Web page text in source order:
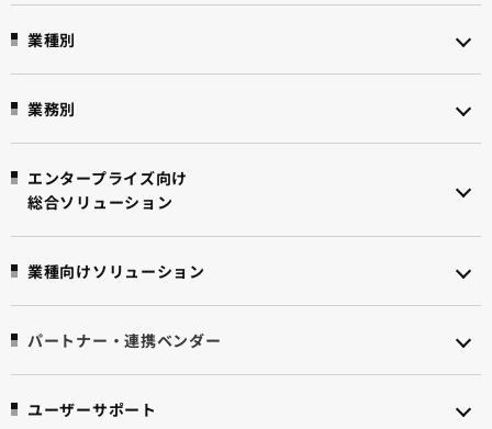
業種別
業務別
エンタープライズ向け
総合ソリューション
業種向けソリューション
パートナー・連携ベンダー
ユーザーサポート